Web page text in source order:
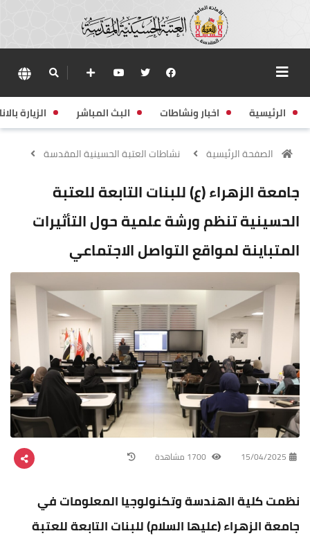
الرئيسية اخبار ونشاطات البث المباشر الزيارة
الصفحة الرئيسية نشاطات العتبة الحسينية المقدسة
جامعة الزهراء (ع) للبنات التابعة للعتبة
الحسينية تنظم ورشة علمية حول التأثيرات
المتباينة لمواقع التواصل الاجتماعي
15/04/2025
نظمت كلية الهندسة وتكنولوجيا المعلومات في
جامعة الزهراء (عليها السلام) للبنات التابعة للعتبة